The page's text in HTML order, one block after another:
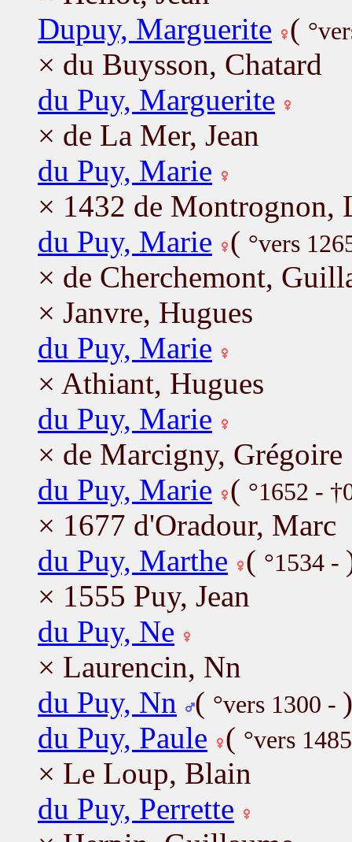
Dupuy, Marguerite (
× du Buysson, Chatard
du Puy, Marguerite
× de La Mer, Jean
du Puy, Marie
× 1432 de Montrognon,
du Puy, Marie ( °vers
× de Cherchemont,
× Janvre, Hugues
du Puy, Marie
× Athiant, Hugues
du Puy, Marie
× de Marcigny, Grégoire
du Puy, Marie ( °1652 -
× 1677 d'Oradour, Marc
du Puy, Marthe ( °1534 -
× 1555 Puy, Jean
du Puy, Ne
× Laurencin, Nn
du Puy, Nn
( °vers 1300 - )
du Puy, Paule ( °vers
× Le Loup, Blain
du Puy, Perrette